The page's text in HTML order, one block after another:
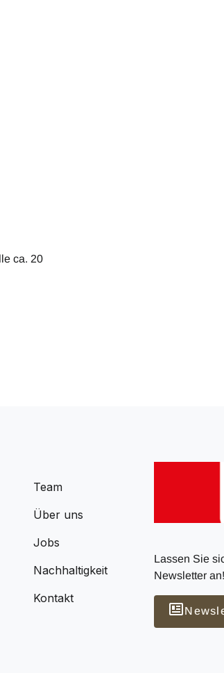
ca. 20
Team
Über uns
Jobs
Nachhaltigkeit
Kontakt
Lassen Sie
Newsletter an!